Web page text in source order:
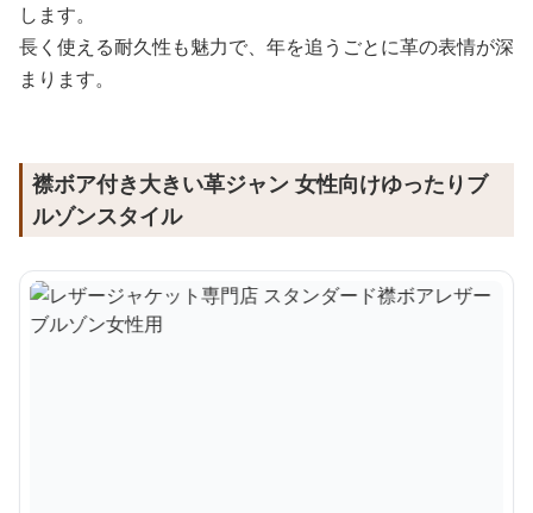
します。
長く使える耐久性も魅力で、年を追うごとに革の表情が深
まります。
襟ボア付き大きい革ジャン 女性向けゆったりブ
ルゾンスタイル